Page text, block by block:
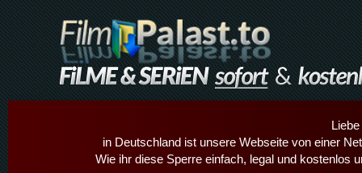
in Deutschland ist unsere Webseite von einer
Wie ihr diese Sperre einfach, legal und kostenlos